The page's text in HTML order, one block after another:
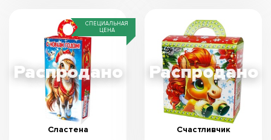
СПЕЦИАЛЬНАЯ
ЦЕНА
Сластена Счастливчик